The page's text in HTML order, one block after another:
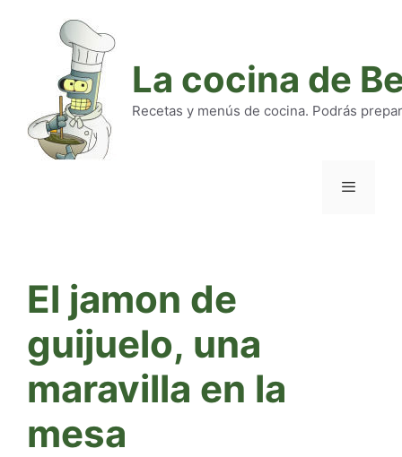
La cocina de
Recetas y menús de cocina. Podrás
El jamon de
guijuelo, una
maravilla en la
mesa